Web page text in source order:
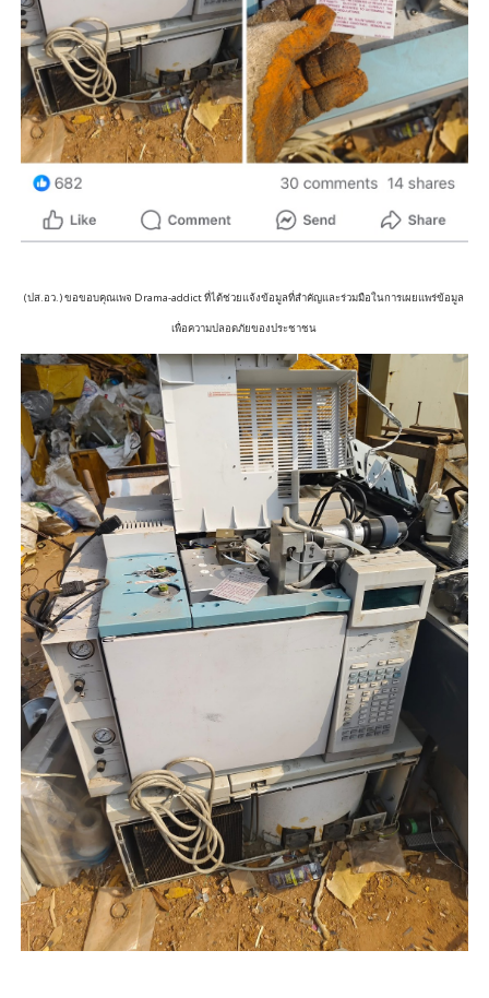
(ปส.อว.) ขอขอบคุณเพจ Drama-addict ที่ได้ช่วยแจ้งข้อมูลที่สำคัญและร่วมมือในการเผยแพร่ข้อมูล
เพื่อความปลอดภัยของประชาชน